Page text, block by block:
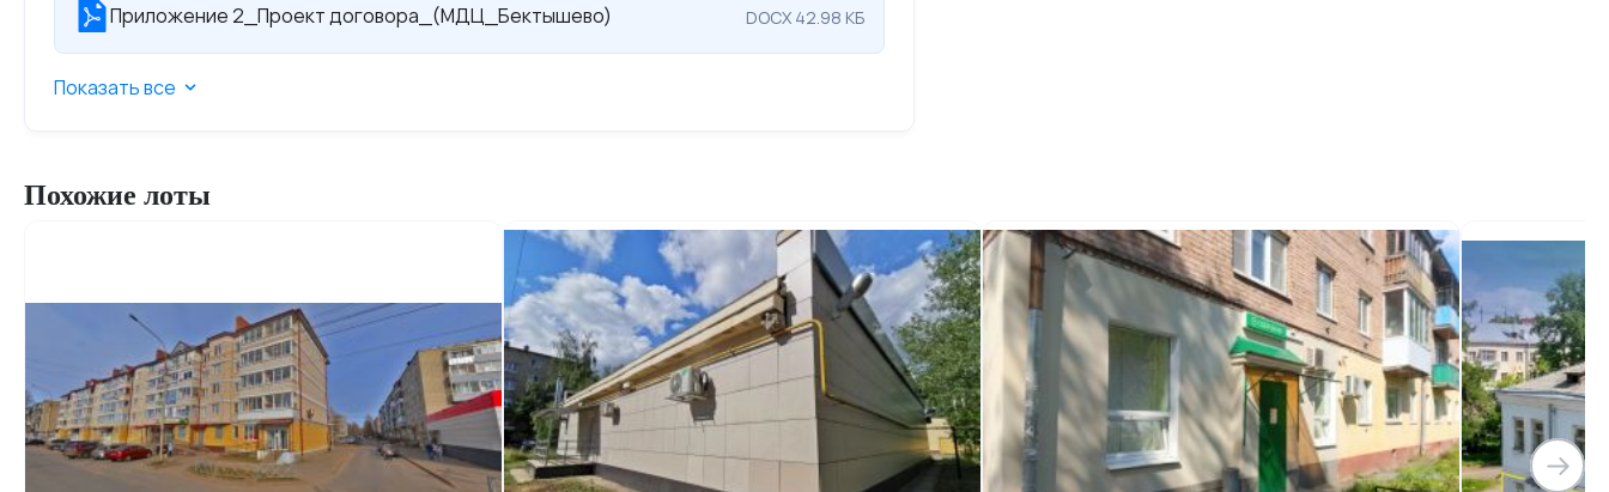
Приложение 2_Проект договора_(МДЦ_Бектышево) DOCX 42.98 КБ
Показать все